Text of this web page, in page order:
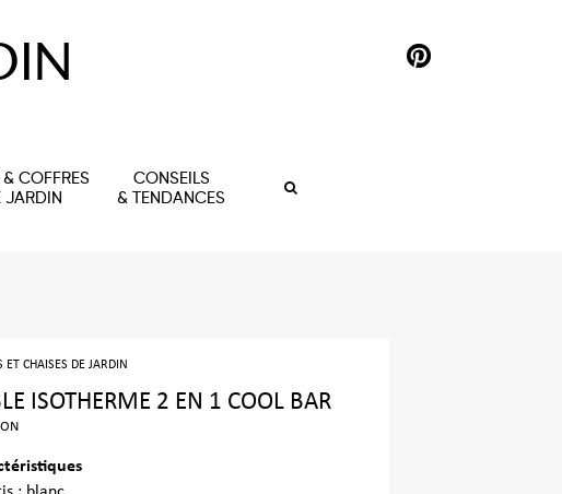
COFFRES
JARDIN
CONSEILS
& TENDANCES
ET CHAISES DE JARDIN
ISOTHERME 2 EN 1 COOL BAR